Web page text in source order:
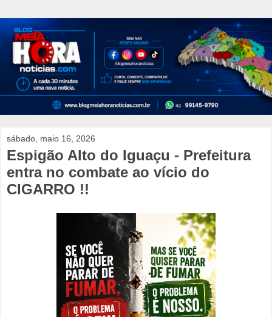
sábado, maio 16, 2026
Espigão Alto do Iguaçu - Prefeitura
entra no combate ao vício do
CIGARRO !!